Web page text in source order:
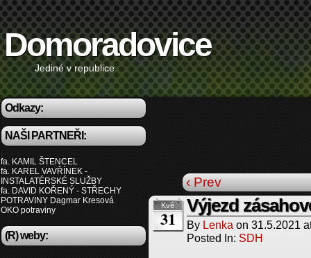
Domoradovice
Jediné v republice
Odkazy:
NAŠI PARTNEŘI:
fa. KAMIL ŠTENCEL
fa. KAREL VAVŘÍNEK -
INSTALATÉRSKÉ SLUŽBY
fa. DAVID KOŘENÝ - STŘECHY
POTRAVINY Dagmar Kresová
OKO potraviny
(R) weby:
‹ Prev
Kvě
31
Výjezd
By Lenka on 31.5.2021
Posted In: SDH